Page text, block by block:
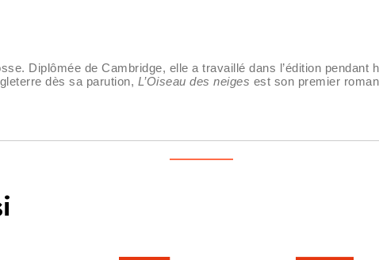
Diplômée de Cambridge, elle a travaillé dans l’édition
dès sa parution, L’Oiseau des neiges est son premier